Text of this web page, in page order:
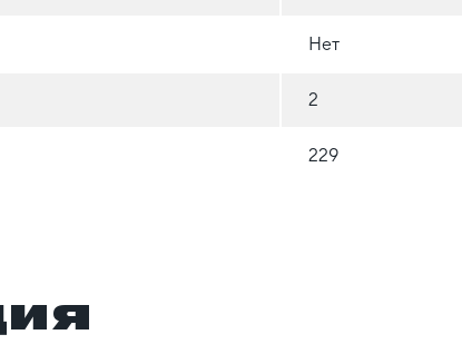
Нет
2
229